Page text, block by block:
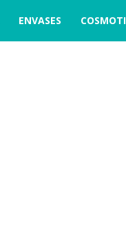
ENVASES